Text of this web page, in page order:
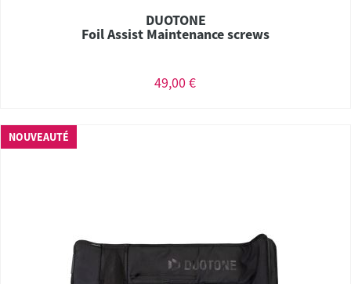
DUOTONE
Foil Assist Maintenance screws
49,00 €
NOUVEAUTÉ